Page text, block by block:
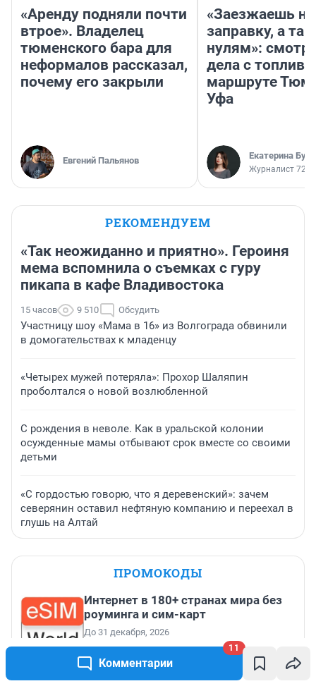
Комментарии
11
«Аренду подняли почти
втрое». Владелец
тюменского бара для
неформалов рассказал,
почему его закрыли
Евгений Пальянов
«Заезжаешь на
заправку, а
нулям»:
дела с
маршруте
Уфа
Екатерина
Журналист
РЕКОМЕНДУЕМ
«Так неожиданно и приятно». Героиня
мема вспомнила о съемках с гуру
пикапа в кафе Владивостока
15 часов 9 510 Обсудить
Участницу шоу «Мама в 16» из Волгограда обвинили
в домогательствах к младенцу
«Четырех мужей потеряла»: Прохор Шаляпин
проболтался о новой возлюбленной
С рождения в неволе. Как в уральской колонии
осужденные мамы отбывают срок вместе со своими
детьми
«С гордостью говорю, что я деревенский»: зачем
северянин оставил нефтяную компанию и переехал в
глушь на Алтай
ПРОМОКОДЫ
Интернет в 180+ странах мира без
роуминга и сим-карт
До 31 декабря, 2026
Скидка 11% на все курсы
английского